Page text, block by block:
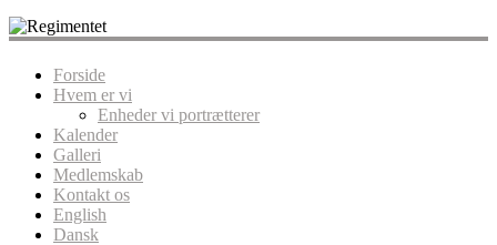
Forside
Hvem er vi
Enheder vi portrætterer
Kalender
Galleri
Medlemskab
Kontakt os
English
Dansk